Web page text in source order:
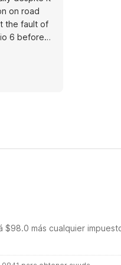
the fault of
years
$98.0 más cualquier